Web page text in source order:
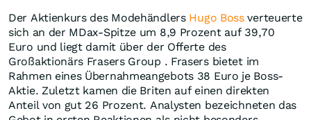
Der Aktienkurs des Modehändlers Hugo Bossverteuerte
sich an der MDax-Spitze um 8,9 Prozent auf 39,70
Euro und liegt damit über der Offerte des
Großaktionärs Frasers Group . Frasers bietet im
Rahmen eines Übernahmeangebots 38 Euro je Boss-
Aktie. Zuletzt kamen die Briten auf einen direkten
Anteil von gut 26 Prozent. Analysten bezeichneten das